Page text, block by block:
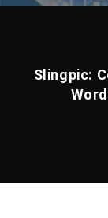
Slingpic: